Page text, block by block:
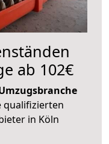
ab 102€
qualifizierten
in Köln